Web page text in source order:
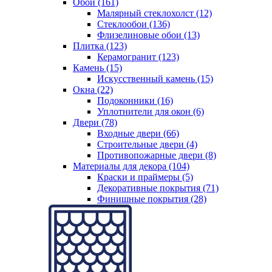
Обои (161)
Малярный стеклохолст (12)
Стеклообои (136)
Флизелиновые обои (13)
Плитка (123)
Керамогранит (123)
Камень (15)
Искусственный камень (15)
Окна (22)
Подоконники (16)
Уплотнители для окон (6)
Двери (78)
Входные двери (66)
Строительные двери (4)
Противопожарные двери (8)
Материалы для декора (104)
Краски и праймеры (5)
Декоративные покрытия (71)
Финишные покрытия (28)